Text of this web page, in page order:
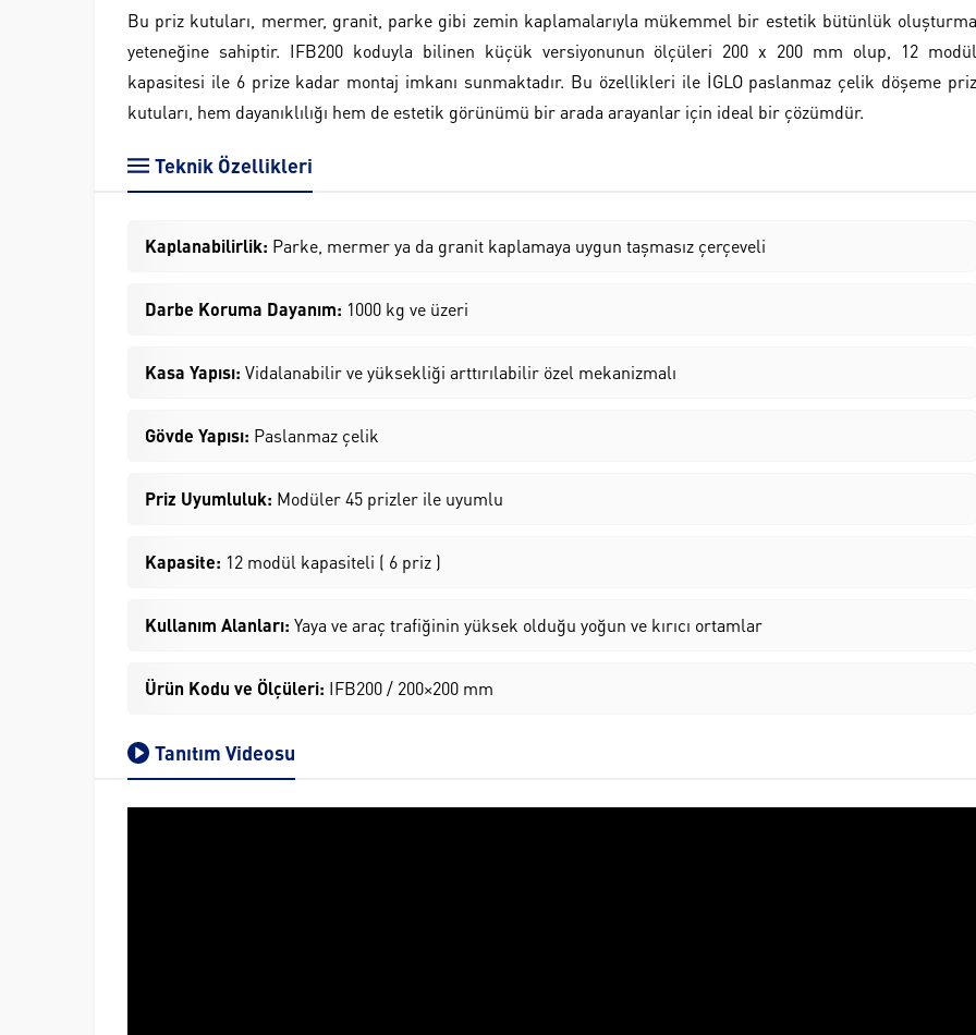
Bu priz kutuları, mermer, granit, parke gibi zemin kaplamalarıyla mükemmel bir estetik bütünlük oluşturma
yeteneğine sahiptir. IFB200 koduyla bilinen küçük versiyonunun ölçüleri 200 x 200 mm olup, 12 modül
kapasitesi ile 6 prize kadar montaj imkanı sunmaktadır. Bu özellikleri ile İGLO paslanmaz çelik döşeme priz
kutuları, hem dayanıklılığı hem de estetik görünümü bir arada arayanlar için ideal bir çözümdür.
Teknik Özellikleri
Kaplanabilirlik: Parke, mermer ya da granit kaplamaya uygun taşmasız çerçeveli
Darbe Koruma Dayanım: 1000 kg ve üzeri
Kasa Yapısı: Vidalanabilir ve yüksekliği arttırılabilir özel mekanizmalı
Gövde Yapısı: Paslanmaz çelik
Priz Uyumluluk: Modüler 45 prizler ile uyumlu
Kapasite: 12 modül kapasiteli ( 6 priz )
Kullanım Alanları: Yaya ve araç trafiğinin yüksek olduğu yoğun ve kırıcı ortamlar
Ürün Kodu ve Ölçüleri: IFB200 / 200×200 mm
Tanıtım Videosu